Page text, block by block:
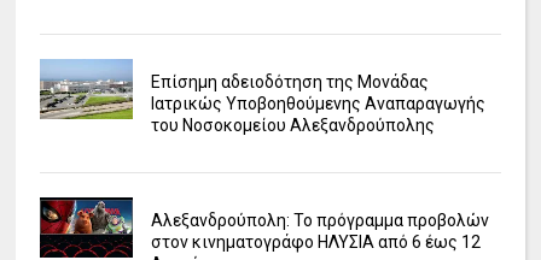
Επίσημη αδειοδότηση της Μονάδας
Ιατρικώς Υποβοηθούμενης Αναπαραγωγής
του Νοσοκομείου Αλεξανδρούπολης
Αλεξανδρούπολη: Το πρόγραμμα προβολών
στον κινηματογράφο ΗΛΥΣΙΑ από 6 έως 12